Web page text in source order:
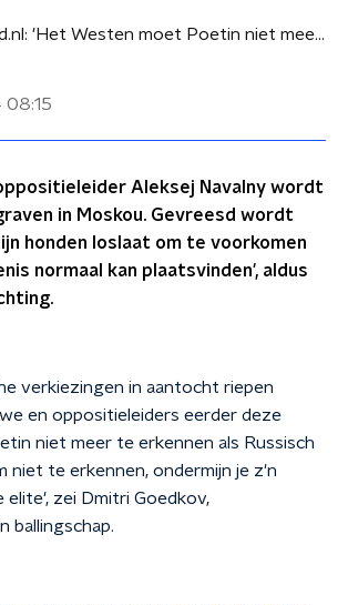
Stand.nl: 'Het Westen moet Poetin niet meer erkennen als Russisch leider'
08:15
Aleksej Navalny wordt
in Moskou. Gevreesd wordt
honden loslaat om te voorkomen
normaal kan plaatsvinden', aldus
verkiezingen in aantocht riepen
en oppositieleiders eerder deze
niet meer te erkennen als Russisch
niet te erkennen, ondermijn je z'n
elite', zei Dmitri Goedkov,
ballingschap.